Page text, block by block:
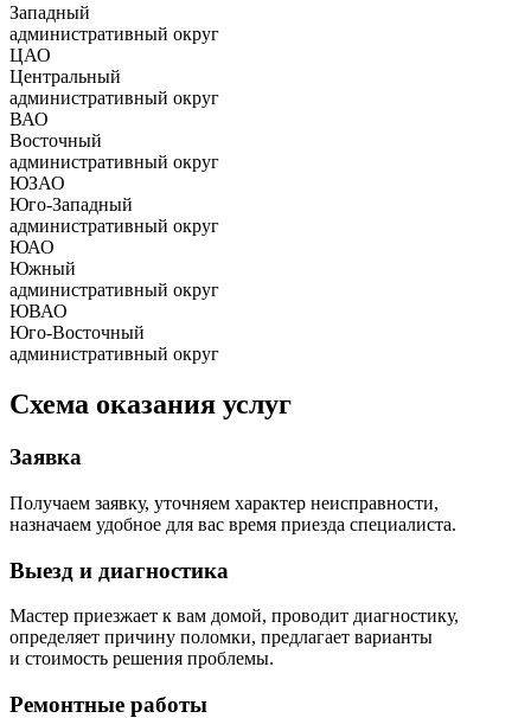
Западный
административный округ
ЦАО
Центральный
административный округ
ВАО
Восточный
административный округ
ЮЗАО
Юго-Западный
административный округ
ЮАО
Южный
административный округ
ЮВАО
Юго-Восточный
административный округ
Схема оказания услуг
Заявка
Получаем заявку, уточняем характер неисправности,
назначаем удобное для вас время приезда специалиста.
Выезд и диагностика
Мастер приезжает к вам домой, проводит диагностику,
определяет причину поломки, предлагает варианты
и стоимость решения проблемы.
Ремонтные работы